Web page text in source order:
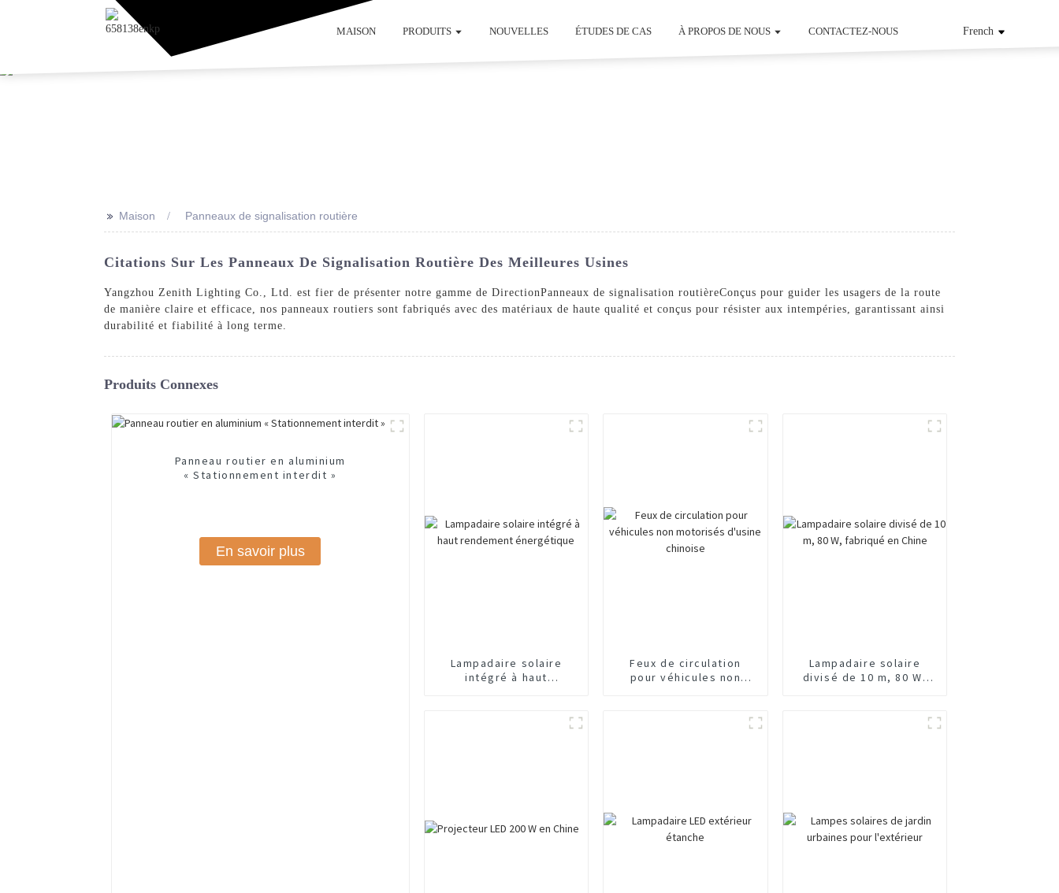
MAISON PRODUITS NOUVELLES ÉTUDES DE CAS À PROPOS DE NOUS CONTACTEZ-NOUS French
>> Maison Panneaux de signalisation routière
Citations Sur Les Panneaux De Signalisation Routière Des Meilleures Usines
Yangzhou Zenith Lighting Co., Ltd. est fier de présenter notre gamme de DirectionPanneaux de signalisation routièreConçus pour guider les usagers de la route
de manière claire et efficace, nos panneaux routiers sont fabriqués avec des matériaux de haute qualité et conçus pour résister aux intempéries, garantissant ainsi
durabilité et fiabilité à long terme.
Produits Connexes
Panneau routier en aluminium
« Stationnement interdit »
En savoir plus
Lampadaire solaire
intégré à haut
Feux de circulation
pour véhicules non
Lampadaire solaire
divisé de 10 m, 80 W,